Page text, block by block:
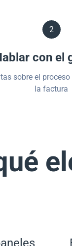
2
con el
sobre el
la factura